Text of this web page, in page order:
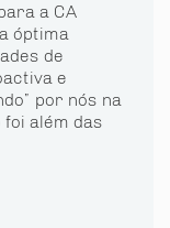
a CA
óptima
de
e
por nós na
além das